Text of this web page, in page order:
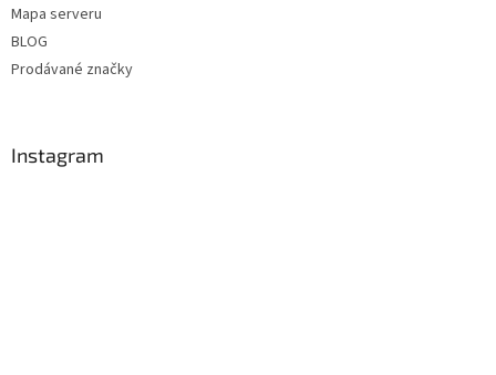
Mapa serveru
BLOG
Prodávané značky
Instagram